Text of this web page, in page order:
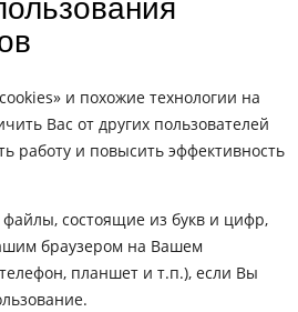
и похожие технологии на
Вас от других пользователей
работу и повысить эффективность
состоящие из букв и цифр,
браузером на Вашем
планшет и т.п.), если Вы